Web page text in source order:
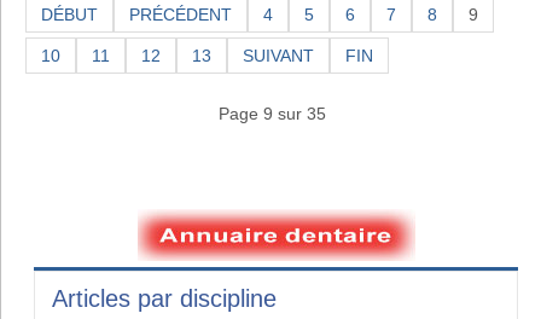
DÉBUT PRÉCÉDENT 4 5 6 7 8 9
10 11 12 13 SUIVANT FIN
Page 9 sur 35
Articles par discipline